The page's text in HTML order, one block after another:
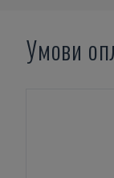
Умови